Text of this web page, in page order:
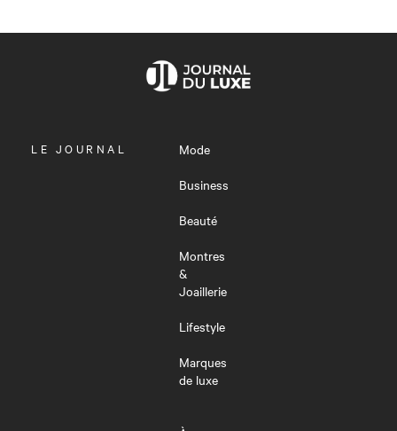
OUVRIR
LE JOURNAL
Mode
Business
Beauté
Montres
&
Joaillerie
Lifestyle
Marques
de luxe